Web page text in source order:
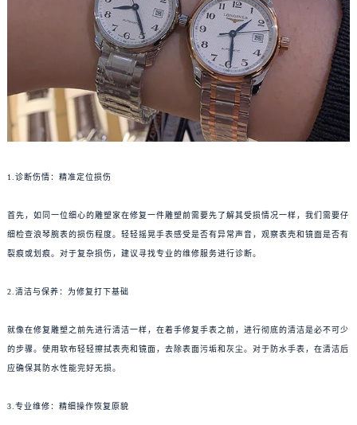
1.诊断伤情：精准定位损伤
首先，如同一位细心的雕塑家在修复一件雕塑前需要先了解其受损情况一样，我们需要仔
细检查浪琴腕表的损伤程度。轻轻摇晃手表感受是否有异常声音，观察表壳和镜面是否有
裂痕或划痕。对于复杂损伤，建议寻找专业的维修服务进行诊断。
2.清洁与保养：为修复打下基础
就像在修复雕塑之前先进行清洁一样，在着手修复手表之前，进行彻底的清洁是必不可少
的步骤。使用软布轻轻擦拭表壳和镜面，去除表面污垢和灰尘。对于防水手表，在清洁后
应确保其防水性能完好无损。
3.专业维修：精细操作恢复原貌